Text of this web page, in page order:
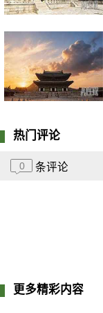
热门评论
0 条评论
更多精彩内容